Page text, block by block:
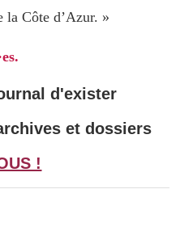
la Côte d’Azur. »
d'exister
et dossiers
!